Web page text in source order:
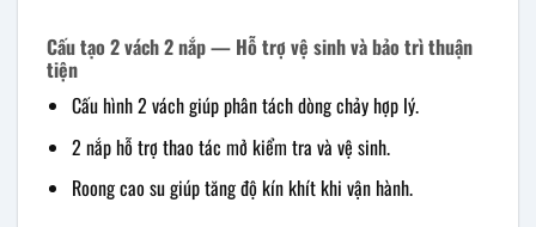
Cấu tạo 2 vách 2 nắp — Hỗ trợ vệ sinh và bảo trì thuận
tiện
Cấu hình 2 vách giúp phân tách dòng chảy hợp lý.
2 nắp hỗ trợ thao tác mở kiểm tra và vệ sinh.
Roong cao su giúp tăng độ kín khít khi vận hành.